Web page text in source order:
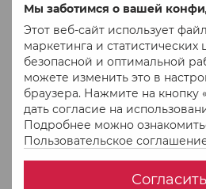
Мы заботимся о вашей
Этот веб-сайт использует
маркетинга и статистических
безопасной и оптимальной
можете изменить это в
браузера. Нажмите на кнопку
дать согласие на
Подробнее можно
Пользовательское
В
Купить в 1
В избранное